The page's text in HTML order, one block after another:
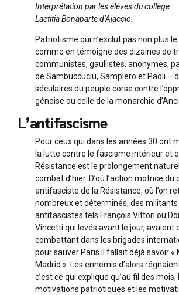
Interprétation par les élèves du collège
Laetitia Bonaparte d’Ajaccio.
Patriotisme qui n’exclut pas non plus
comme en témoigne des dizaines de
communistes, gaullistes, anonymes,
de Sambuccuciu, Sampiero et Paoli –
séculaires du peuple corse contre
génoise ou celle de la monarchie
L’antifascisme
Pour ceux qui dans les années 30 ont
la lutte contre le fascisme intérieur et
Résistance est le prolongement
combat d’hier. D’où l’action motrice du
antifasciste de la Résistance, où l’on
nombreux et déterminés, des militants
antifascistes tels François Vittori ou
Vincetti qui levés avant le jour, avaient
combattant dans les brigades
pour sauver Paris il fallait déjà savoir «
Madrid ». Les ennemis d’alors
c’est ce qui explique qu’au fil des mois,
motivations patriotiques et les